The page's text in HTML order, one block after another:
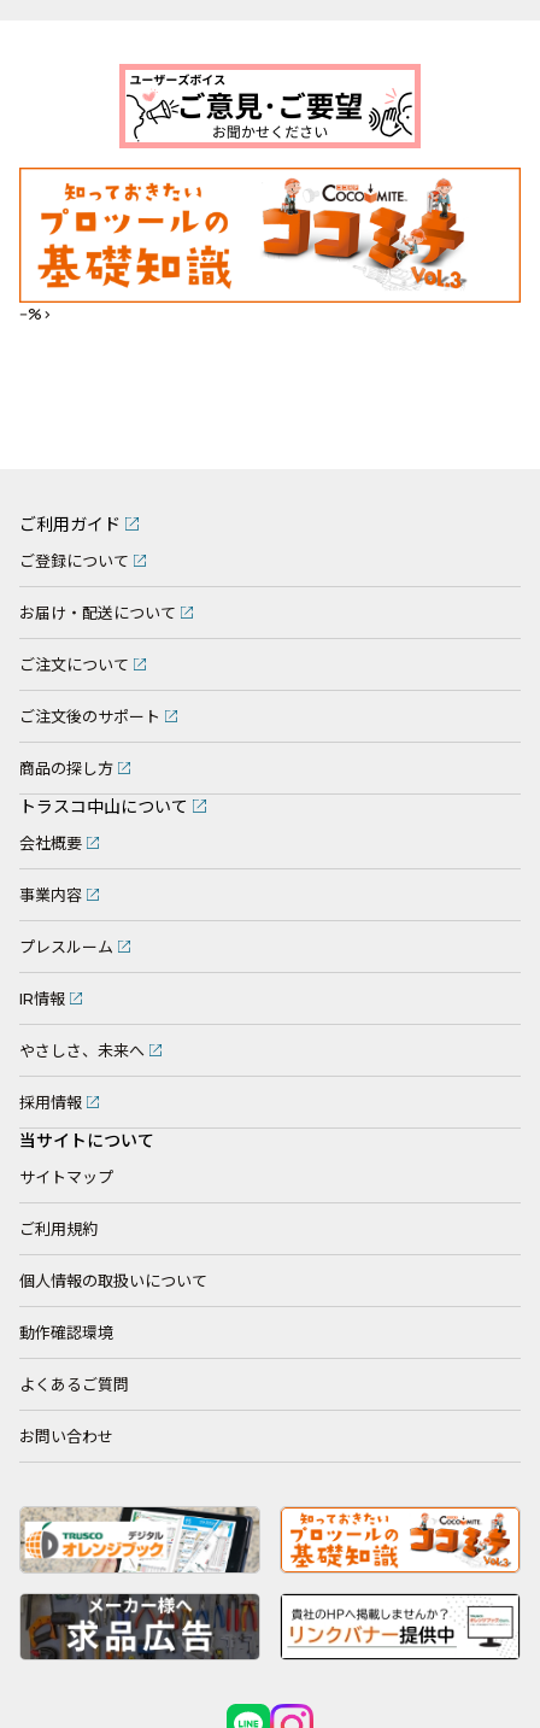
--%>
ご利用ガイド
ご登録について
お届け・配送について
ご注文について
ご注文後のサポート
商品の探し方
トラスコ中山について
会社概要
事業内容
プレスルーム
IR情報
やさしさ、未来へ
採用情報
当サイトについて
サイトマップ
ご利用規約
個人情報の取扱いについて
動作確認環境
よくあるご質問
お問い合わせ